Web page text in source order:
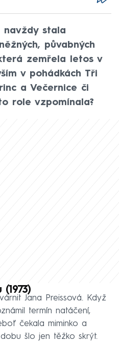
navždy stala
půvabných
zemřela letos v
v pohádkách Tři
a Večernice či
role vzpomínala?
Jana Preissová. Když
termín natáčení,
čekala miminko a
šlo jen těžko skrýt.